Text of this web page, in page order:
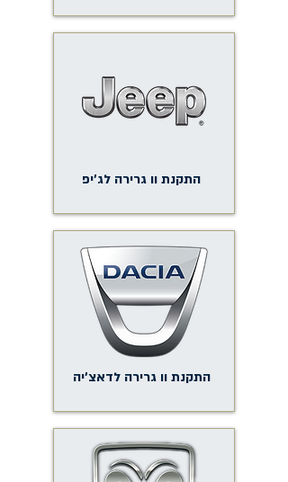
התקנת וו גרירה לג'יפ
התקנת וו גרירה לדאצ'יה